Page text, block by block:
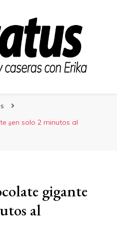
¡¡en solo 2 minutos al
gigante
al